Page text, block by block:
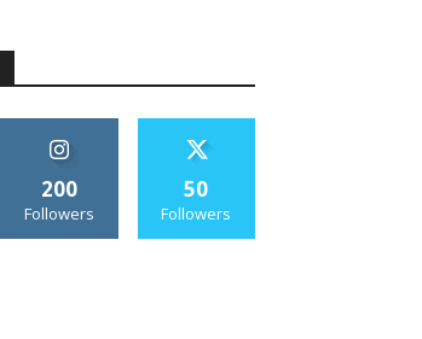
200
Followers
50
Followers